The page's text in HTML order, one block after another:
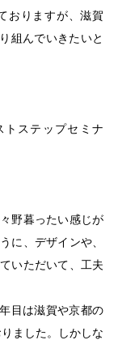
おりますが、滋賀
組んでいきたいと
ステップセミナ
野暮ったい感じが
に、デザインや、
いただいて、工夫
目は滋賀や京都の
ました。しかしな